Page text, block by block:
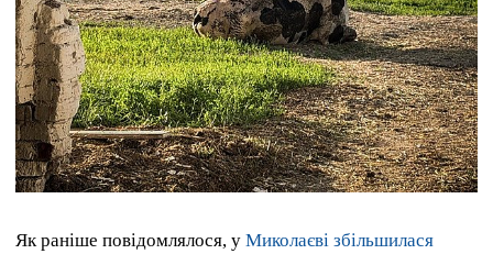
Як раніше повідомлялося, у Миколаєві збільшилася